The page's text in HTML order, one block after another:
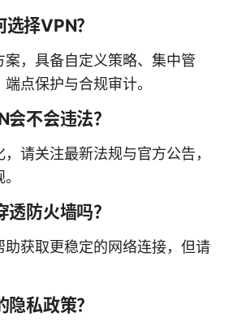
择VPN？
案，具备自定义策略、集中管
点保护与合规审计。
不会违法？
请关注最新法规与官方公告，
防火墙吗？
助获取更稳定的网络连接，但请
私政策？